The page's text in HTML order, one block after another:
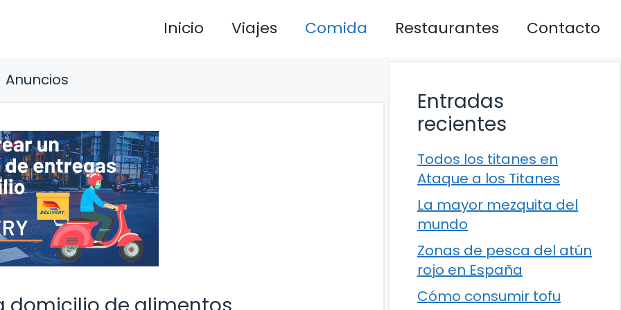
Inicio Viajes Comida Restaurantes Contacto
Anuncios
Entradas
recientes
Todos los titanes en
Ataque a los Titanes
La mayor mezquita del
mundo
Zonas de pesca del atún
rojo en España
Cómo consumir tofu